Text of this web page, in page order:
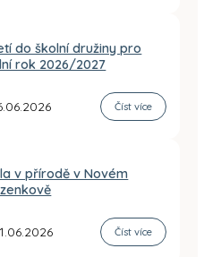
do školní družiny pro
rok 2026/2027
Číst více
v přírodě v Novém
Číst více